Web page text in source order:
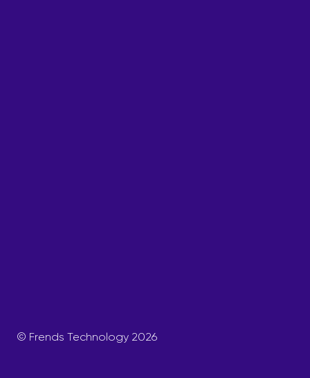
© Frends Technology 2026